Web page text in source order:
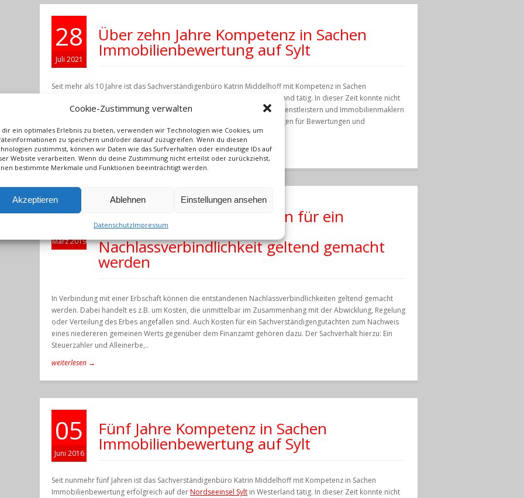
Cookie-Zustimmung verwalten
dir ein optimales Erlebnis zu bieten, verwenden wir Technologien wie Cookies, um
zu speichern und/oder darauf zuzugreifen. Wenn du diesen
zustimmst, können wir Daten wie das Surfverhalten oder eindeutige IDs auf
Website verarbeiten. Wenn du deine Zustimmung nicht erteilst oder zurückziehst,
bestimmte Merkmale und Funktionen beeinträchtigt werden.
Akzeptieren Ablehnen Einstellungen ansehen
DatenschutzImpressum
28
Juli 2021
Über zehn Jahre Kompetenz in Sachen
Immobilienbewertung auf Sylt
Seit mehr als 10 Jahre ist das Sachverständigenbüro Katrin Middelhoff mit Kompetenz in Sachen
in Westerland tätig. In dieser Zeit konnte nicht
nur das lokale Netzwerk zu Steuerberatern, Notaren, Rechtsanwälte, Dienstleistern und Immobilienmaklern
ständig ausgebaut werden, auch konnte eine große Anzahl von Aufträgen für Bewertungen und
individuellen Dienstleistungen rund..
weiterlesen →
27
März 2019
Sachverständigengutachten für ein
Grundstück können als
Nachlassverbindlichkeit geltend gemacht
werden
In Verbindung mit einer Erbschaft können die entstandenen Nachlassverbindlichkeiten geltend gemacht
werden. Dabei handelt es z.B. um Kosten, die unmittelbar im Zusammenhang mit der Abwicklung, Regelung
oder Verteilung des Erbes angefallen sind. Auch Kosten für ein Sachverständigengutachten zum Nachweis
eines niedereren gemeinen Werts gegenüber dem Finanzamt gehören dazu. Der Sachverhalt hierzu: Ein
Steuerzahler und Alleinerbe,..
weiterlesen →
05
Juni 2016
Fünf Jahre Kompetenz in Sachen
Immobilienbewertung auf Sylt
Seit nunmehr fünf Jahren ist das Sachverständigenbüro Katrin Middelhoff mit Kompetenz in Sachen
Immobilienbewertung erfolgreich auf derNordseeinsel Sylt in Westerland tätig. In dieser Zeit konnte nicht